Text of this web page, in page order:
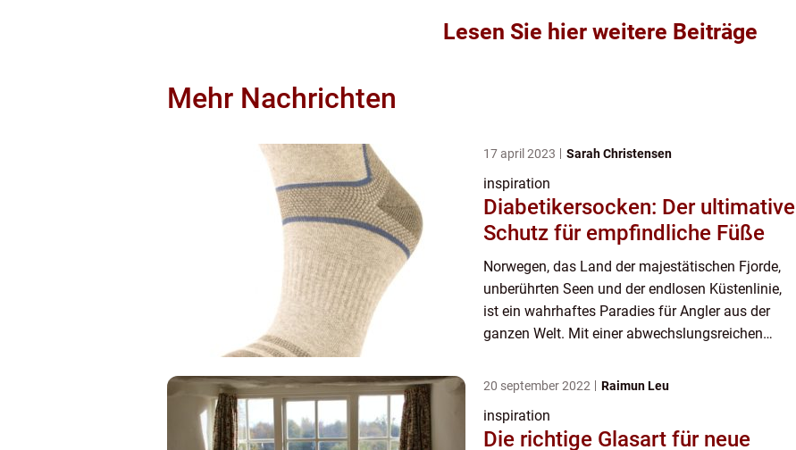
Lesen Sie hier weitere Beiträge
Mehr Nachrichten
17 april 2023 Sarah Christensen
inspiration
Diabetikersocken: Der ultimative
Schutz für empfindliche Füße
Norwegen, das Land der majestätischen Fjorde,
unberührten Seen und der endlosen Küstenlinie,
ist ein wahrhaftes Paradies für Angler aus der
ganzen Welt. Mit einer abwechslungsreichen
20 september 2022 Raimun Leu
inspiration
Die richtige Glasart für neue